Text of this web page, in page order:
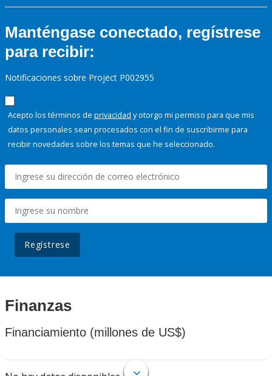
Manténgase conectado, regístrese
para recibir:
Notificaciones sobre Project P002955
Acepto los términos de privacidad y otorgo mi permiso para que mis
datos personales sean procesados con el fin de suscribirme para
recibir novedades sobre los temas que he seleccionado.
Regístrese
Finanzas
Financiamiento (millones de US$)